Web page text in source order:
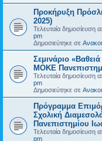
Προκήρυξη
2025)
Τελευταία δημοσίευση
pm
Δημοσιεύτηκε σε
Σεμινάριο
ΜΟΚΕ
Τελευταία δημοσίευση
pm
Δημοσιεύτηκε σε
Πρόγραμμα
Σχολική
Πανεπιστημίου
Τελευταία δημοσίευση
pm